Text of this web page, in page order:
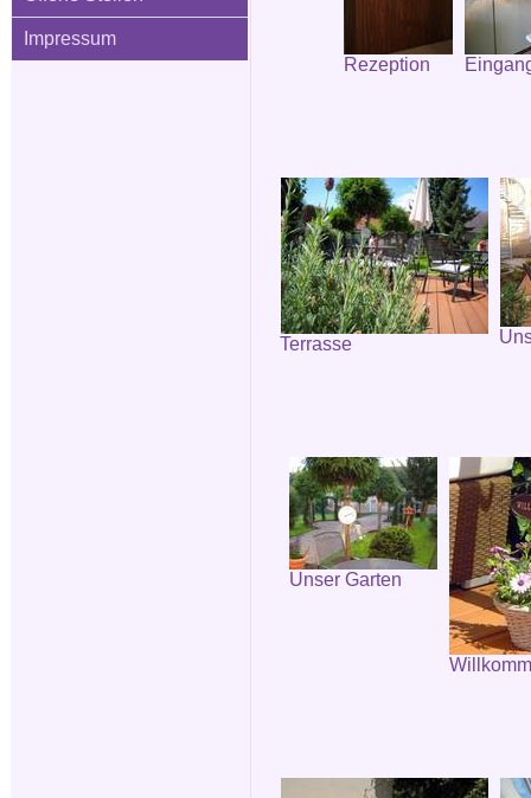
Impressum
Rezeption
Terrasse
Unser Garten